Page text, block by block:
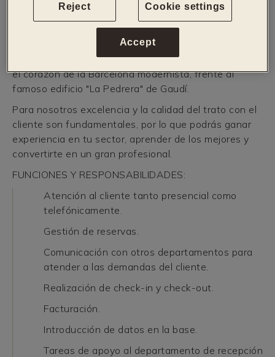
DESCRIPCIÓN
Hotel Condes 4*, que ocupa un antiguo palacete del
siglo XIX, está situado en pleno Paseo de Gracia, en
el corazón de la Barcelona modernista, frente al
famoso edificio "La Pedrera" de Gaudí.
Para nosotros excelencia y la calidad del trato con el
cliente son fundamentales, por lo que podrás ganar
experiencia en tu sector, aprender de los mejores y
convertirte en un gran profesional.
FUNCIONES Y RESPONSABILIDADES:
Atención al cliente tanto presencial como
telefónicamente.
Gestión de reservas.
Comunicación con otros departamentos para
atender a las demandas del cliente.
Realización de check-in y check-out.
Facturación.
Introducción de datos en la base.
Tareas de apoyo al departamento de recepción
Reject
Accept
Cookie settings